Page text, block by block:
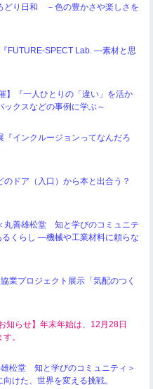
どり日和 －色の豊かさや楽しさを
『FUTURE-SPECT Lab. ―素材と思
】『一人ひとりの「違い」を活か
クスなどの事例に学ぶ～
『インクルージョンってなんだろ
のドア（入口）から本と出合う？
丸善雄松堂 知と学びのコミュニテ
くらし ―機械や工業材料に頼らな
業プロジェクト展示「気配のつく
知らせ】年末年始は、12月28日
。
雄松堂 知と学びのコミュニティ＞
けた、世界を変える挑戦。